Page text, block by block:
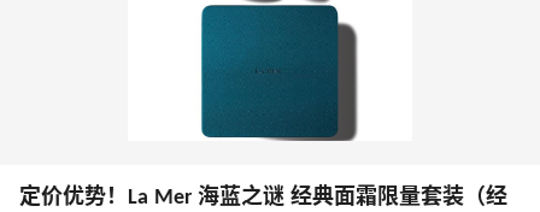
定价优势！La Mer 海蓝之谜 经典面霜限量套装（经